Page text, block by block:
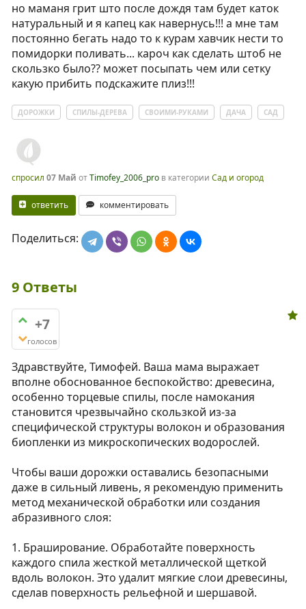
но маманя грит што после дождя там будет каток
натуральный и я капец как навернусь!!! а мне там
постоянно бегать надо то к курам хавчик нести то
помидорки поливать... кароч как сделать штоб не
скользко было?? может посыпать чем или сетку
какую прибить подскажите плиз!!!
ДОРОЖКИ СПИЛЫ-ДЕРЕВА СВОИМИ-РУКАМИ ДАЧА САД
спросил 07 Май отTimofey_2006_pro в категории Сад и огород
ответить комментировать
Поделиться:
9 Ответы
+7
голосов
Здравствуйте, Тимофей. Ваша мама выражает
вполне обоснованное беспокойство: древесина,
особенно торцевые спилы, после намокания
становится чрезвычайно скользкой из-за
специфической структуры волокон и образования
биопленки из микроскопических водорослей.
Чтобы ваши дорожки оставались безопасными
даже в сильный ливень, я рекомендую применить
метод механической обработки или создания
абразивного слоя:
1. Браширование. Обработайте поверхность
каждого спила жесткой металлической щеткой
вдоль волокон. Это удалит мягкие слои древесины,
сделав поверхность рельефной и шершавой.